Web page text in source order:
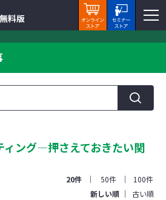
無料版
ィング―押さえておきたい関
20件 50件
100件
新しい順
古い順